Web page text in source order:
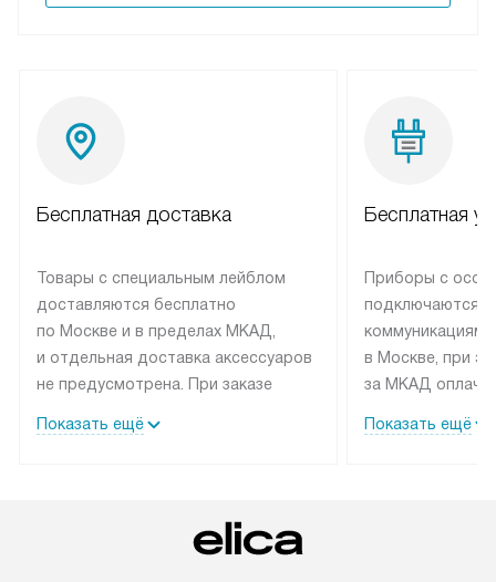
Бесплатная доставка
Товары с специальным лейблом
доставляются бесплатно
по Москве и в пределах МКАД,
и отдельная доставка аксессуаров
не предусмотрена. При заказе
рекомендуем обсудить
быть отправлены покупателю
Показать ещё
Бесплатная
Приборы с
подключаются к
коммуникациям
в Москве, при
за МКАД
партнера
Показать ещё